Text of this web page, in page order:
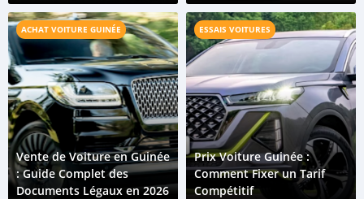
ACHAT VOITURE GUINÉE
Vente de Voiture en Guinée
: Guide Complet des
Documents Légaux en 2026
ESSAIS VOITURES
Prix Voiture Guinée :
Comment Fixer un Tarif
Compétitif